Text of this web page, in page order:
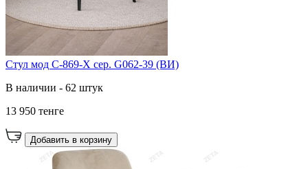
Cтул мод C-869-X сер. G062-39 (ВИ)
В наличии - 62 штук
13 950 тенге
Добавить в корзину